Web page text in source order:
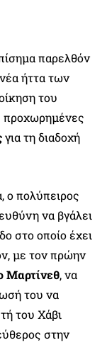
παρελθόν
ήττα των
του
προχωρημένες
για τη διαδοχή
ο πολύπειρος
να βγάλει
στο οποίο έχει
με τον πρώην
Μαρτίνεθ, να
του να
του Χάβι
στην